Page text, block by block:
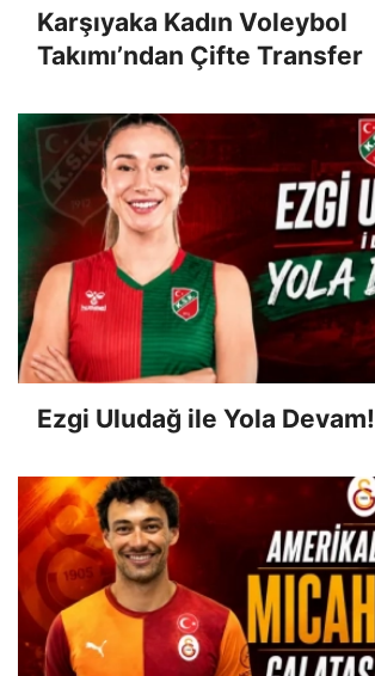
Karşıyaka Kadın Voleybol
Takımı’ndan Çifte Transfer
Ezgi Uludağ ile Yola Devam!